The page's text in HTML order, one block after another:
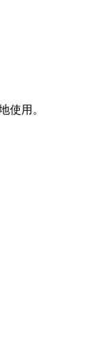
使用。